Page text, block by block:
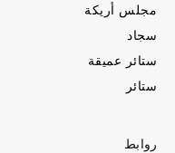
مجلس أريكة
سجاد
ستائر عميقة
ستائر
روابط